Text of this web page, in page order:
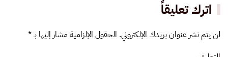
اترك تعليقاً
لن يتم نشر عنوان بريدك الإلكتروني. الحقول الإلزامية مشار إليها بـ*